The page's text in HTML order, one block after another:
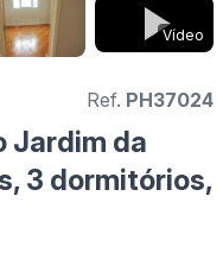
Vídeo
Ref. PH37024
Jardim da
3 dormitórios,